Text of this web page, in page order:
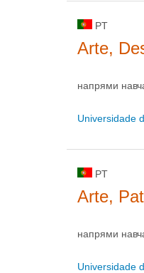
PT
Arte,
напрями
Universidade
PT
Arte,
напрями
Universidade